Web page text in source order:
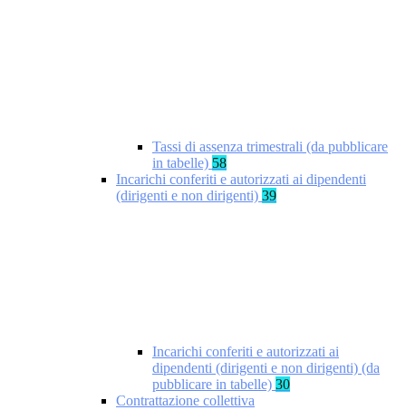
Tassi di assenza trimestrali (da pubblicare
in tabelle) 58
Incarichi conferiti e autorizzati ai dipendenti
(dirigenti e non dirigenti) 39
Incarichi conferiti e autorizzati ai
dipendenti (dirigenti e non dirigenti) (da
pubblicare in tabelle) 30
Contrattazione collettiva